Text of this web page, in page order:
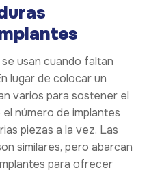
usan cuando faltan
lugar de colocar un
varios para sostener el
número de implantes
piezas a la vez. Las
similares, pero abarcan
para ofrecer